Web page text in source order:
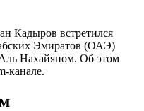
Кадыров встретился
Эмиратов (ОАЭ)
Нахайяном. Об этом
канале.